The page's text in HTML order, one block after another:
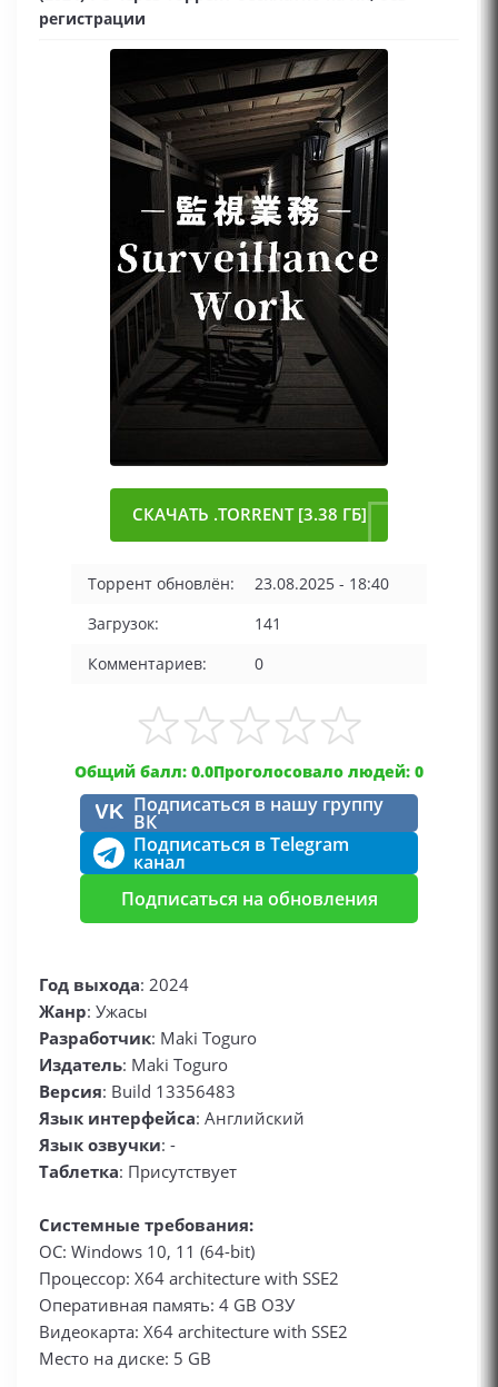
регистрации
СКАЧАТЬ .TORRENT [3.38 ГБ]
Торрент обновлён:
23.08.2025 - 18:40
Загрузок:
141
Комментариев:
0
Общий балл: 0.0Проголосовало людей: 0
VK Подписаться в нашу группу
ВК
Подписаться в Telegram
канал
Подписаться на обновления
Год выхода: 2024
Жанр: Ужасы
Разработчик: Maki Toguro
Издатель: Maki Toguro
Версия: Build 13356483
Язык интерфейса: Английский
Язык озвучки: -
Таблетка: Присутствует
Системные требования:
ОС: Windows 10, 11 (64-bit)
Процессор: X64 architecture with SSE2
Оперативная память: 4 GB ОЗУ
Видеокарта: X64 architecture with SSE2
Место на диске: 5 GB